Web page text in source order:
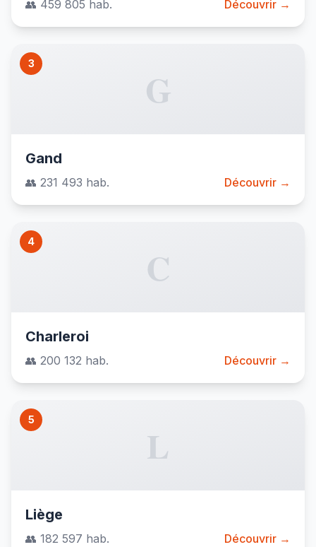
👥 459 805 hab. Découvrir →
3
G
Gand
👥 231 493 hab. Découvrir →
4
C
Charleroi
👥 200 132 hab. Découvrir →
5
L
Liège
👥 182 597 hab. Découvrir →